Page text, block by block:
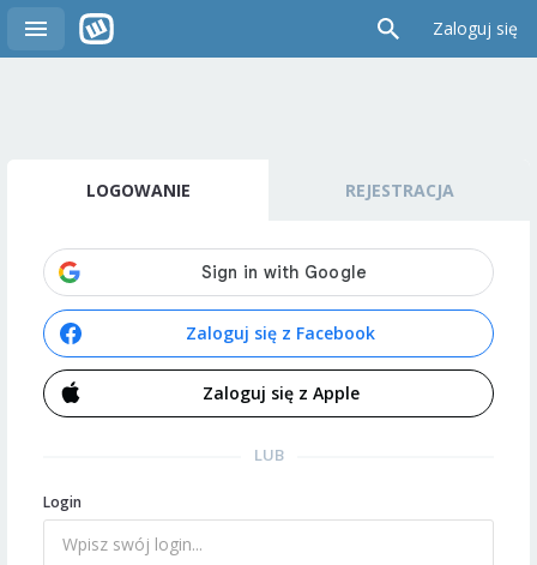
Zaloguj się
LOGOWANIE REJESTRACJA
Zaloguj się z Facebook
Zaloguj się z Apple
LUB
Login